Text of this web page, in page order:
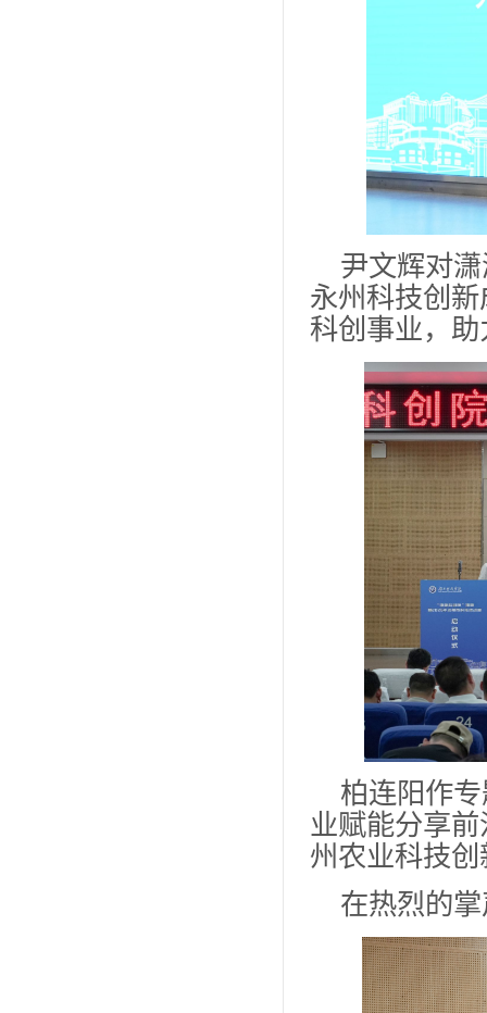
尹文辉对
永州科技创
科创事业，
柏连阳作
业赋能分享
州农业科技
在热烈的